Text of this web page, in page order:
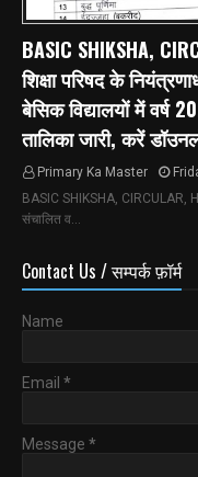
BASIC SHIKSHA,
शिक्षा परिषद के
बेसिक विद्यालयों में वर्ष
तालिका जारी, करें
Primary Ka Master
BASIC SHIKSHA, CIRCULAR,
संचालित व…
Contact Us / सम्पर्क फ़ॉर्म
Name
Email *
Message *